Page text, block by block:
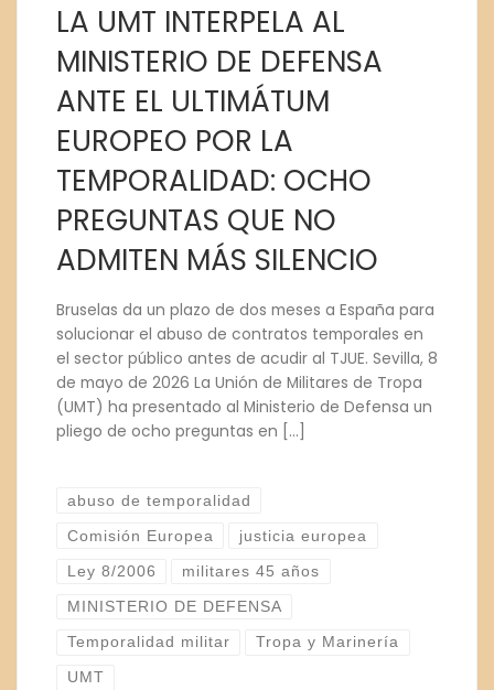
LA UMT INTERPELA AL
MINISTERIO DE DEFENSA
ANTE EL ULTIMÁTUM
EUROPEO POR LA
TEMPORALIDAD: OCHO
PREGUNTAS QUE NO
ADMITEN MÁS SILENCIO
Bruselas da un plazo de dos meses a España para
solucionar el abuso de contratos temporales en
el sector público antes de acudir al TJUE. Sevilla, 8
de mayo de 2026 La Unión de Militares de Tropa
(UMT) ha presentado al Ministerio de Defensa un
pliego de ocho preguntas en […]
abuso de temporalidad
Comisión Europea justicia europea
Ley 8/2006 militares 45 años
MINISTERIO DE DEFENSA
Temporalidad militar Tropa y Marinería
UMT